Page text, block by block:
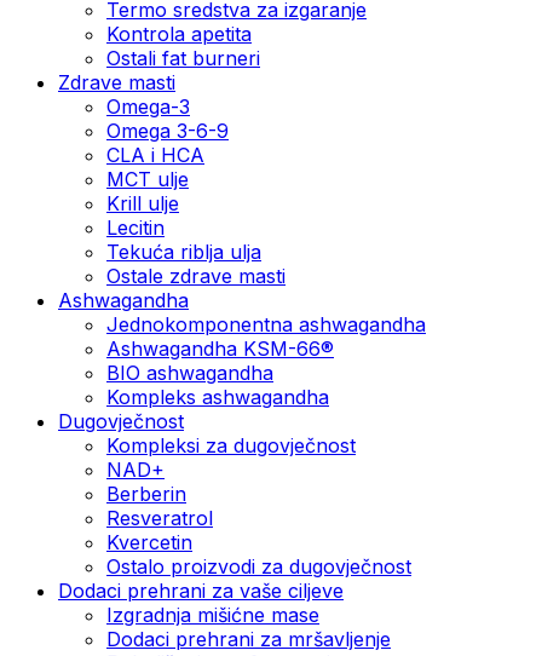
Termo sredstva za izgaranje
Kontrola apetita
Ostali fat burneri
Zdrave masti
Omega-3
Omega 3-6-9
CLA i HCA
MCT ulje
Krill ulje
Lecitin
Tekuća riblja ulja
Ostale zdrave masti
Ashwagandha
Jednokomponentna ashwagandha
Ashwagandha KSM-66®
BIO ashwagandha
Kompleks ashwagandha
Dugovječnost
Kompleksi za dugovječnost
NAD+
Berberin
Resveratrol
Kvercetin
Ostalo proizvodi za dugovječnost
Dodaci prehrani za vaše ciljeve
Izgradnja mišićne mase
Dodaci prehrani za mršavljenje